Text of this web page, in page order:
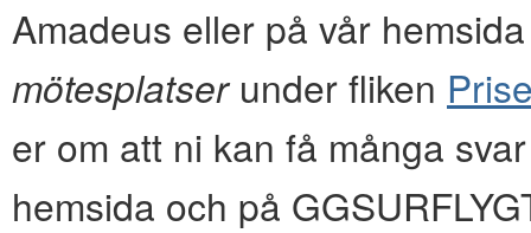
Amadeus eller på vår
mötesplatserunder fliken
er om att ni kan få många
hemsida och på